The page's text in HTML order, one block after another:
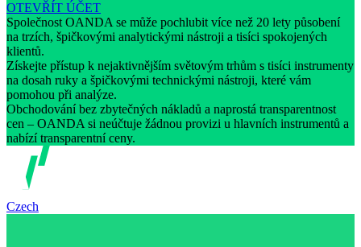
OTEVŘÍT ÚČET
Společnost OANDA se může pochlubit více než 20 lety působení
na trzích, špičkovými analytickými nástroji a tisíci spokojených
klientů.
Získejte přístup k nejaktivnějším světovým trhům s tisíci instrumenty
na dosah ruky a špičkovými technickými nástroji, které vám
pomohou při analýze.
Obchodování bez zbytečných nákladů a naprostá transparentnost
cen – OANDA si neúčtuje žádnou provizi u hlavních instrumentů a
nabízí transparentní ceny.
Czech